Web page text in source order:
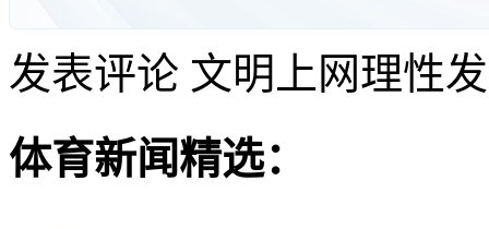
发表评论 文明上网理性
体育新闻精选：